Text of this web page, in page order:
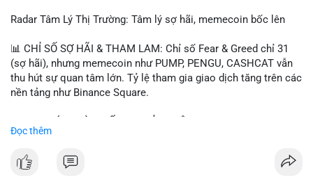
Radar Tâm Lý Thị Trường: Tâm lý sợ hãi, memecoin bốc lên
📊 CHỈ SỐ SỢ HÃI & THAM LAM: Chỉ số Fear & Greed chỉ 31
(sợ hãi), nhưng memecoin như PUMP, PENGU, CASHCAT vẫn
thu hút sự quan tâm lớn. Tỷ lệ tham gia giao dịch tăng trên các
nền tảng như Binance Square.
CASHCAT, SUI, TAO xuất hiện nhiều trong tìm kiếm Việt Nam
hấp dẫn. Bàn tán về SPCX và SAGA cũng hấp dẫn.
Đọc thêm